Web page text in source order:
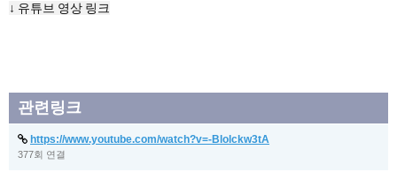
↓ 유튜브 영상 링크
관련링크
https://www.youtube.com/watch?v=-Blolckw3tA
377회 연결